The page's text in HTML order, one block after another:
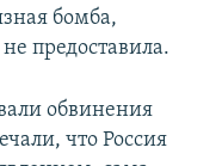
бомба,
предоставила.
обвинения
что Россия